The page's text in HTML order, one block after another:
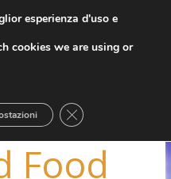
4, 2026
la tavola di corte
smagliante senza età
Food
esperienza d'uso e
cookies we are using or
Close GDPR